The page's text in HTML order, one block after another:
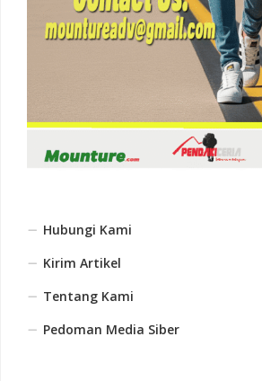
Hubungi Kami
Kirim Artikel
Tentang Kami
Pedoman Media Siber